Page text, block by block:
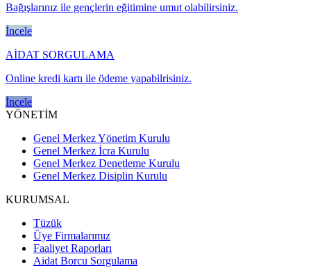
Bağışlarınız ile gençlerin eğitimine umut olabilirsiniz.
İncele
AİDAT SORGULAMA
Online kredi kartı ile ödeme yapabilrisiniz.
İncele
YÖNETİM
Genel Merkez Yönetim Kurulu
Genel Merkez İcra Kurulu
Genel Merkez Denetleme Kurulu
Genel Merkez Disiplin Kurulu
KURUMSAL
Tüzük
Üye Firmalarımız
Faaliyet Raporları
Aidat Borcu Sorgulama